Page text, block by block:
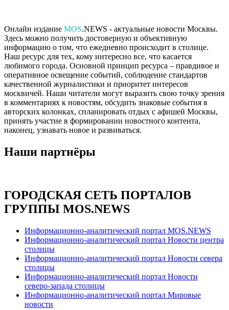
Онлайн издание MOS.NEWS - актуальные новости Москвы.
Здесь можно получить достоверную и объективную
информацию о том, что ежедневно происходит в столице.
Наш ресурс для тех, кому интересно все, что касается
любимого города. Основной принцип ресурса – правдивое и
оперативное освещение событий, соблюдение стандартов
качественной журналистики и приоритет интересов
москвичей. Наши читатели могут выразить свою точку зрения
в комментариях к новостям, обсудить знаковые события в
авторских колонках, спланировать отдых с афишей Москвы,
принять участие в формировании новостного контента,
наконец, узнавать новое и развиваться.
Наши партнёры
ГОРОДСКАЯ СЕТЬ ПОРТАЛОВ
ГРУППЫ MOS.NEWS
Информационно-аналитический портал MOS.NEWS
Информационно-аналитический портал Новости центра
столицы
Информационно-аналитический портал Новости севера
столицы
Информационно-аналитический портал Новости
северо-запада столицы
Информационно-аналитический портал Мировые
новости